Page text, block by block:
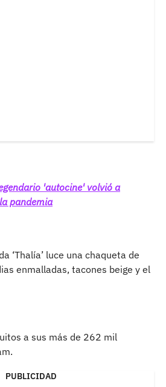
'autocine' volvió a
pandemia
‘Thalía’ luce una chaqueta de
enmalladas, tacones beige y el
a sus más de 262 mil
PUBLICIDAD